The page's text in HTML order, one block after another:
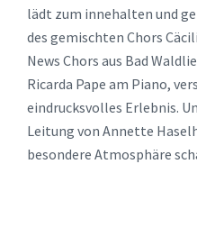
lädt zum innehalten und
des gemischten Chors
News Chors aus Bad
Ricarda Pape am Piano,
eindrucksvolles Erlebnis.
Leitung von Annette
besondere Atmosphäre